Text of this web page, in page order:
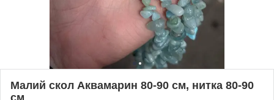
Малий скол Аквамарин 80-90 см, нитка 80-90
см